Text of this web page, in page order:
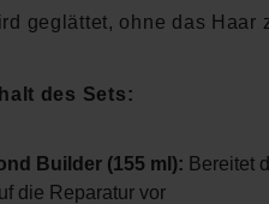
geglättet, ohne das Haar
des Sets:
Builder (155 ml): Bereitet
die Reparatur vor